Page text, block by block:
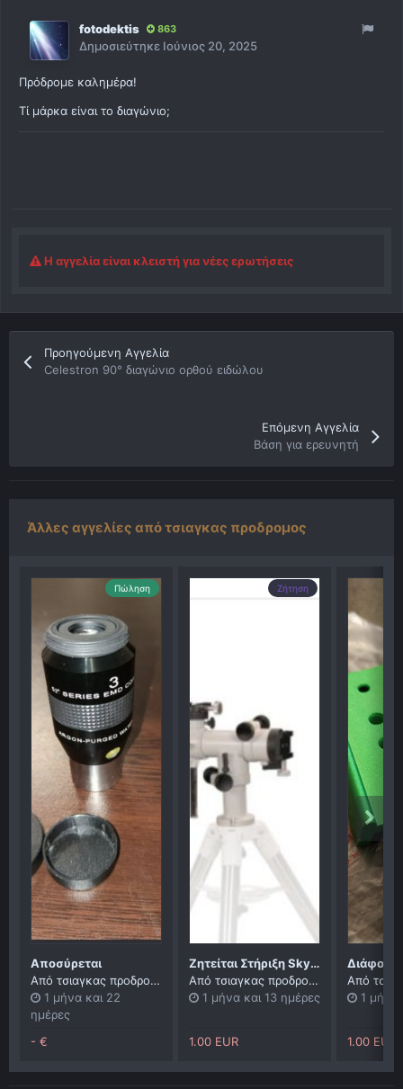
fotodektis 863
Δημοσιεύτηκε Ιούνιος 20, 2025
Πρόδρομε καλημέρα!
Τί μάρκα είναι το διαγώνιο;
Η αγγελία είναι κλειστή για νέες ερωτήσεις
Προηγούμενη Αγγελία
Celestron 90° διαγώνιο ορθού ειδώλου
Επόμενη Αγγελία
Βάση για ερευνητή
Άλλες αγγελίες από τσιαγκας προδρομος
Πώληση
Αποσύρεται
Από τσιαγκας προδρομος
1 μήνα και 22
ημέρες
- €
Ζήτηση
Ζητείται Στήριξη Skytee ii ή Twin master
Από τσιαγκας προδρομος
1 μήνα και 13 ημέρες
1.00 EUR
Διάφορα
Από
1 μήνα
1.00 EUR